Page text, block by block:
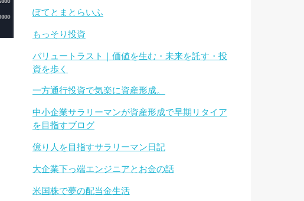
ぽてとまとらいふ
もっそり投資
バリュートラスト｜価値を生む・未来を託す・投
資を歩く
一方通行投資で気楽に資産形成。
中小企業サラリーマンが資産形成で早期リタイア
を目指すブログ
億り人を目指すサラリーマン日記
大企業下っ端エンジニアとお金の話
米国株で夢の配当金生活